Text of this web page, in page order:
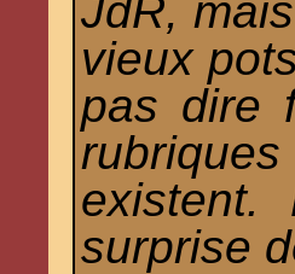
JdR,
vieux
pas dire
surprise